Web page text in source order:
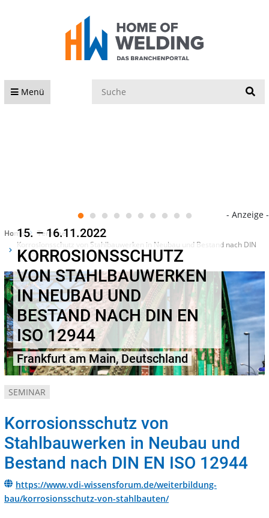
Menü
- Anzeige -
Home
Termine
Korrosionsschutz von Stahlbauwerken in Neubau und Bestand nach DIN
EN ISO 12944
15. – 16.11.2022
KORROSIONSSCHUTZ
VON STAHLBAUWERKEN
IN NEUBAU UND
BESTAND NACH DIN EN
ISO 12944
Frankfurt am Main, Deutschland
SEMINAR
Korrosionsschutz von
Stahlbauwerken in Neubau und
Bestand nach DIN EN ISO 12944
https://www.vdi-wissensforum.de/weiterbildung-
bau/korrosionsschutz-von-stahlbauten/